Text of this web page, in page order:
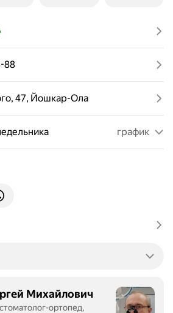
88
47, Йошкар-Ола
график
Михайлович
ортопед,